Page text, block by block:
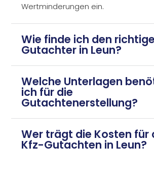
Wertminderungen ein.
Wie finde ich den
Gutachter in Leun?
Welche Unterlagen
ich für die
Gutachtenerstellung?
Wer trägt die Kosten für
Kfz-Gutachten in Leun?